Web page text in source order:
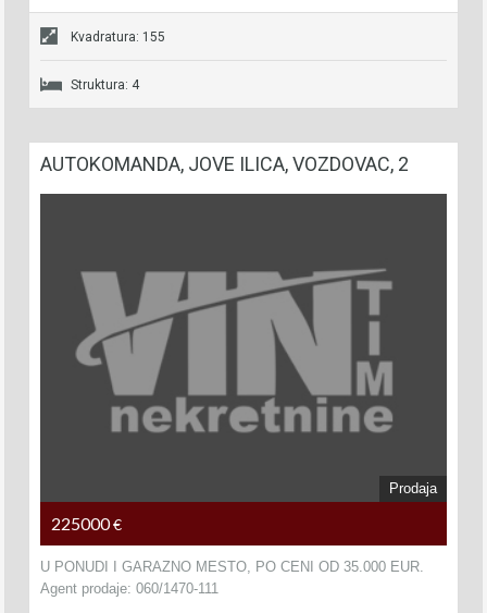
Kvadratura: 155
Struktura: 4
AUTOKOMANDA, JOVE ILICA, VOZDOVAC, 2
Prodaja
225000€
U PONUDI I GARAZNO MESTO, PO CENI OD 35.000 EUR.
Agent prodaje: 060/1470-111